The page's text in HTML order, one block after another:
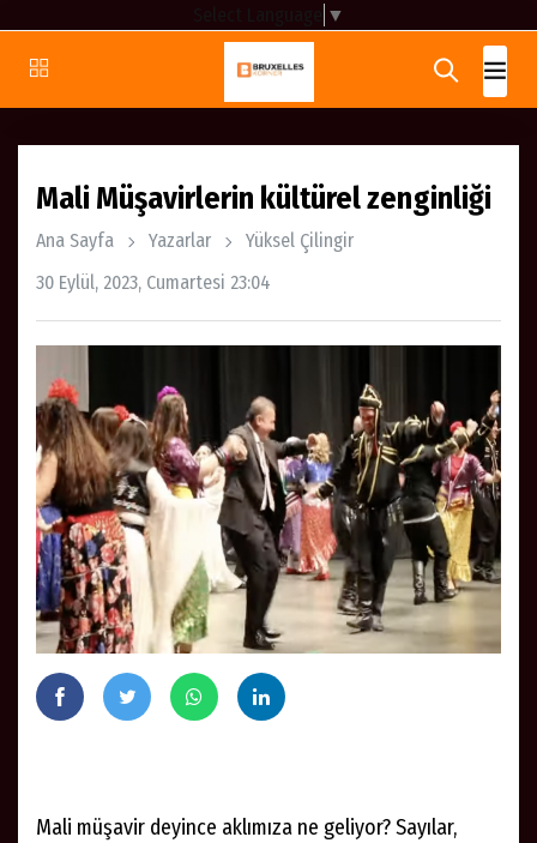
▼
Mali Müşavirlerin kültürel zenginliği
Ana Sayfa Yazarlar
Yüksel Çilingir
30 Eylül, 2023, Cumartesi 23:04
Mali müşavir deyince aklımıza ne geliyor? Sayılar,